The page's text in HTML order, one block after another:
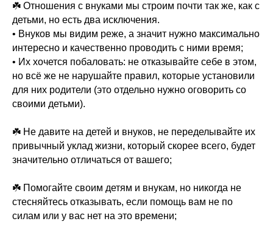
☘️ Отношения с внуками мы строим почти так же, как с
детьми, но есть два исключения.
• Внуков мы видим реже, а значит нужно максимально
интересно и качественно проводить с ними время;
• Их хочется побаловать: не отказывайте себе в этом,
но всё же не нарушайте правил, которые установили
для них родители (это отдельно нужно оговорить со
своими детьми).
☘️ Не давите на детей и внуков, не переделывайте их
привычный уклад жизни, который скорее всего, будет
значительно отличаться от вашего;
☘️ Помогайте своим детям и внукам, но никогда не
стесняйтесь отказывать, если помощь вам не по
силам или у вас нет на это времени;